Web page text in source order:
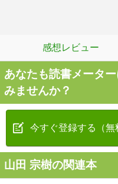
感想レビュー
あなたも読書メータ
みませんか？
今すぐ登録する（無
山田 宗樹の関連本